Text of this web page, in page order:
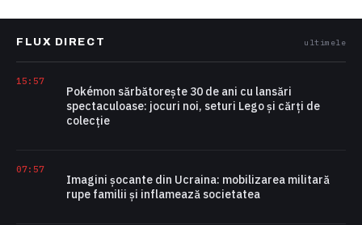
FLUX DIRECT ultimele
15:57
Pokémon sărbătorește 30 de ani cu lansări
spectaculoase: jocuri noi, seturi Lego și cărți de
colecție
07:57
Imagini șocante din Ucraina: mobilizarea militară
rupe familii și inflamează societatea